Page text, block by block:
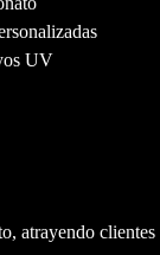
UV
atrayendo clientes